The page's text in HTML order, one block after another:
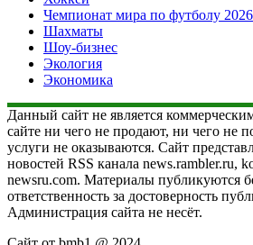
Чемпионат мира по футболу 2026
Шахматы
Шоу-бизнес
Экология
Экономика
Данный сайт не является
сайте ни чего не продают, ни чего не
услуги не оказываются. Сайт
новостей RSS канала news.rambler.ru,
newsru.com. Материалы публикуются
ответственность за достоверность
Администрация сайта не несёт.